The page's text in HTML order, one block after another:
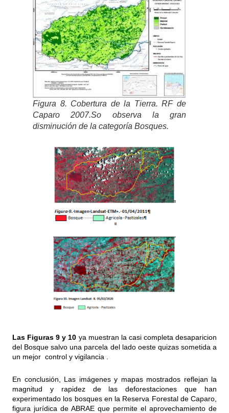
Figura 8. Cobertura de la Tierra. RF de
Caparo 2007.So observa la gran
disminución de la categoría Bosques.
Las Figuras 9 y 10 ya muestran la casi completa desaparicion
del Bosque salvo una parcela del lado oeste quizas sometida a
un mejor control y vigilancia .
En conclusión, Las imágenes y mapas mostrados reflejan la
magnitud y rapidez de las deforestaciones que han
experimentado los bosques en la Reserva Forestal de Caparo,
figura jurídica de ABRAE que permite el aprovechamiento de